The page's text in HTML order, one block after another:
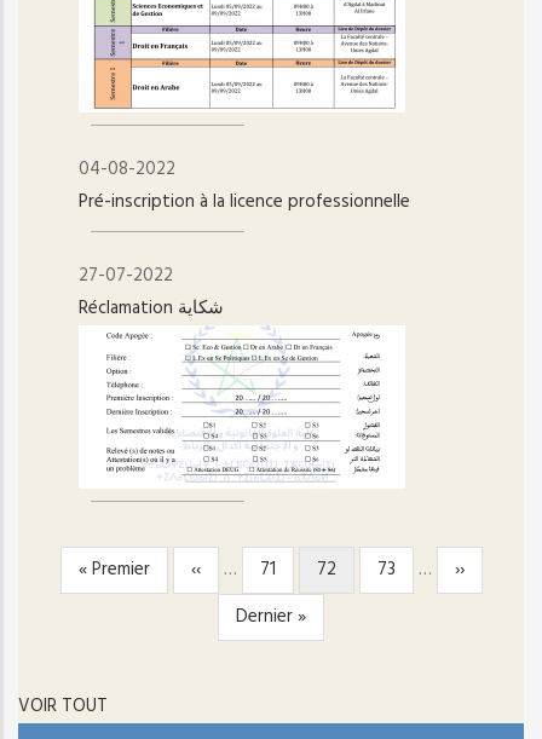
04-08-2022
Pré-inscription à la licence professionnelle
27-07-2022
Réclamation شكاية
PAGINATION
Première
page
« Premier
Page
précédente
‹‹ … Page
71
Page
courante
72 Page
73 …
Page
suivante
››
Dernière
page
Dernier »
VOIR TOUT